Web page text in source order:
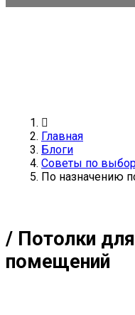
Главная
Блоги
Советы по
По назначению
/ Потолки
помещений